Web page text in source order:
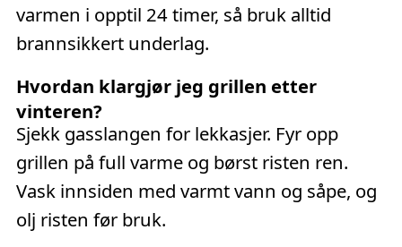
varmen i opptil 24 timer, så bruk alltid
brannsikkert underlag.
Hvordan klargjør jeg grillen etter
vinteren?
Sjekk gasslangen for lekkasjer. Fyr opp
grillen på full varme og børst risten ren.
Vask innsiden med varmt vann og såpe, og
olj risten før bruk.